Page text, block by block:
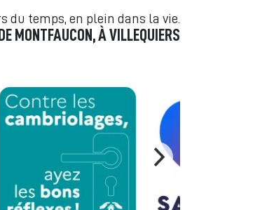
du temps, en plein dans la vie.
MONTFAUCON, À VILLEQUIERS